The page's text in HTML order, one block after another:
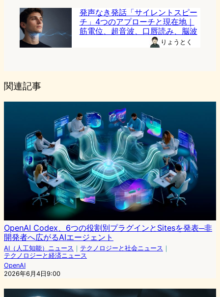
発声なき発話「サイレントスピー
チ」4つのアプローチと現在地｜
筋電位、超音波、口唇読み、脳波
りょうとく
関連記事
OpenAI Codex、6つの役割別プラグインとSitesを発表─非
開発者へ広がるAIエージェント
AI（人工知能）ニュース ｜ テクノロジーと社会ニュース ｜
テクノロジーと経済ニュース
OpenAI
2026年6月4日9:00